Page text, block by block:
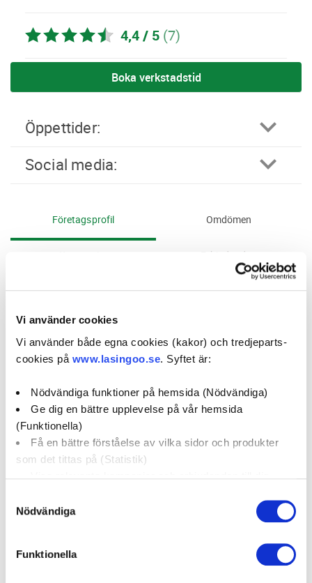
Vi använder cookies
Vi använder både egna cookies (kakor) och tredjeparts-
cookies på www.lasingoo.se. Syftet är:
Nödvändiga funktioner på hemsida (Nödvändiga)
Ge dig en bättre upplevelse på vår hemsida
(Funktionella)
Få en bättre förståelse av vilka sidor och produkter
som det tittas på (Statistik)
använda cookies för alla dessa ändamål. Du kan också
använda checkknapparna nedan för att samtycka till
Nödvändiga
Funktionella
(7)
4,4 / 5
Boka verkstadstid
öppettider:
social media:
Företagsprofil Omdömen
Erbjudanden
Om verkstaden:
Varmt välkommen till oss på Ucc Göteborg . Vi gör dig
bokningstider och ett fastpris vid bokning. Har du fler
frågor är det bara att kontakta oss. Välkommen!
Våra tjänster
Kamremsbyte